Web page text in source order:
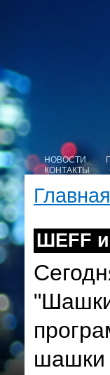
НОВОСТИ
КОНТАКТЫ
Главная
ШЕFF
шашки